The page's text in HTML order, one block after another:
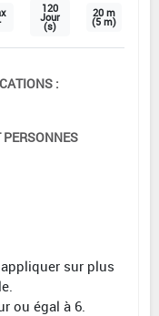
120
Jour
(s)
20 m
(5 m)
:
PERSONNES
sur plus
ou égal à 6.